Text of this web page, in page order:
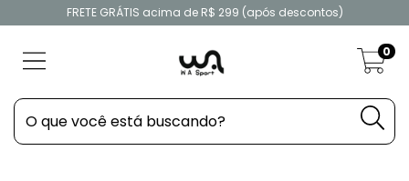
FRETE GRÁTIS acima de R$ 299 (após descontos)
0